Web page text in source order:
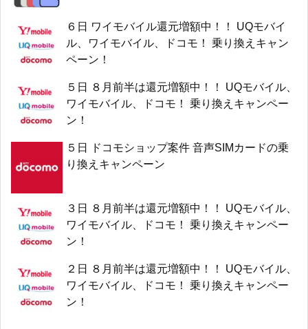
６日 ワイモバイル還元増額中！！ UQモバイ
ル、ワイモバイル、ドコモ！ 乗り換えキャン
ペーン！
５日 ８月前半は還元増額中！！ UQモバイル、
ワイモバイル、ドコモ！ 乗り換えキャンペー
ン！
５日 ドコモショップ案件 音声SIMカードの乗
り換えキャンペーン
３日 ８月前半は還元増額中！！ UQモバイル、
ワイモバイル、ドコモ！ 乗り換えキャンペー
ン！
２日 ８月前半は還元増額中！！ UQモバイル、
ワイモバイル、ドコモ！ 乗り換えキャンペー
ン！